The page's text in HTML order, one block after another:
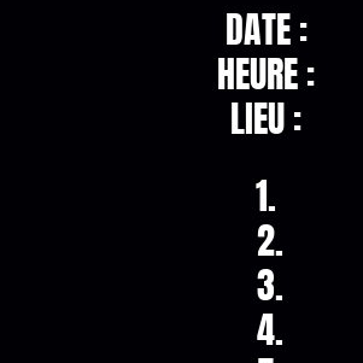
DATE :
HEURE :
LIEU :
1.
2.
3.
4.